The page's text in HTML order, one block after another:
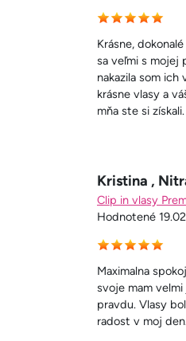
Krásne,
sa veľmi s mojej
nakazila som
krásne vlasy a
mňa ste si získali.
Kristina ,
Clip in vlasy
Hodnotené
Maximalna
svoje mam
pravdu. Vlasy
radost v moj